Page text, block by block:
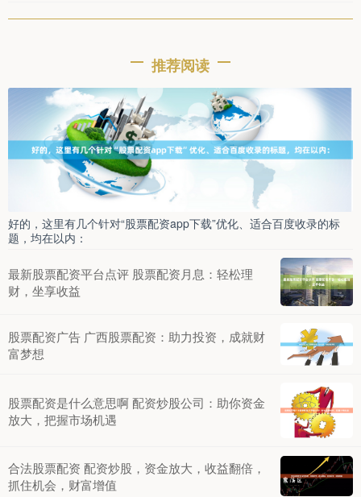
推荐阅读
好的，这里有几个针对“股票配资app下载”优化、适合百度收录的标
题，均在以内：
最新股票配资平台点评 股票配资月息：轻松理
财，坐享收益
股票配资广告 广西股票配资：助力投资，成就财
富梦想
股票配资是什么意思啊 配资炒股公司：助你资金
放大，把握市场机遇
合法股票配资 配资炒股，资金放大，收益翻倍，
抓住机会，财富增值